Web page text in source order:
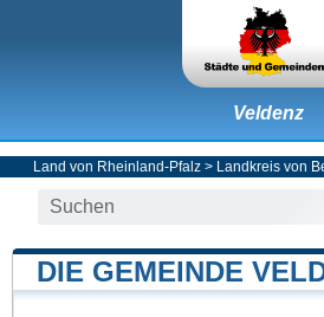
Veldenz
Land von Rheinland-Pfalz> Landkreis von
DIE GEMEINDE